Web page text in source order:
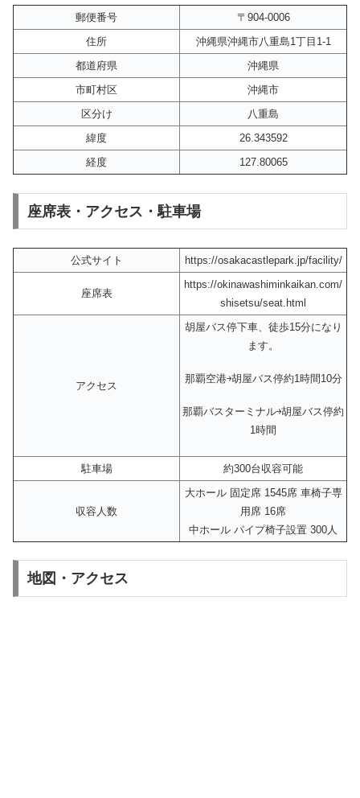
郵便番号
〒904-0006
住所
沖縄県沖縄市八重島1丁目1-1
都道府県
沖縄県
市町村区
沖縄市
区分け
八重島
緯度
26.343592
経度
127.80065
座席表・アクセス・駐車場
公式サイト https://osakacastlepark.jp/facility/
座席表
https://okinawashiminkaikan.com/
shisetsu/seat.html
アクセス
胡屋バス停下車、徒歩15分になり
ます。
那覇空港￫胡屋バス停約1時間10分
那覇バスターミナル￫胡屋バス停約
1時間
駐車場 約300台収容可能
収容人数
大ホール 固定席 1545席 車椅子専
用席 16席
中ホール パイプ椅子設置 300人
地図・アクセス